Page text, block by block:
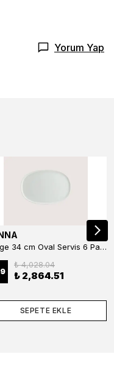
Yorum Yap
Hygge 34 cm Oval Servis 6 Parça
₺ 4,028.04
₺ 2,864.51
SEPETE EKLE